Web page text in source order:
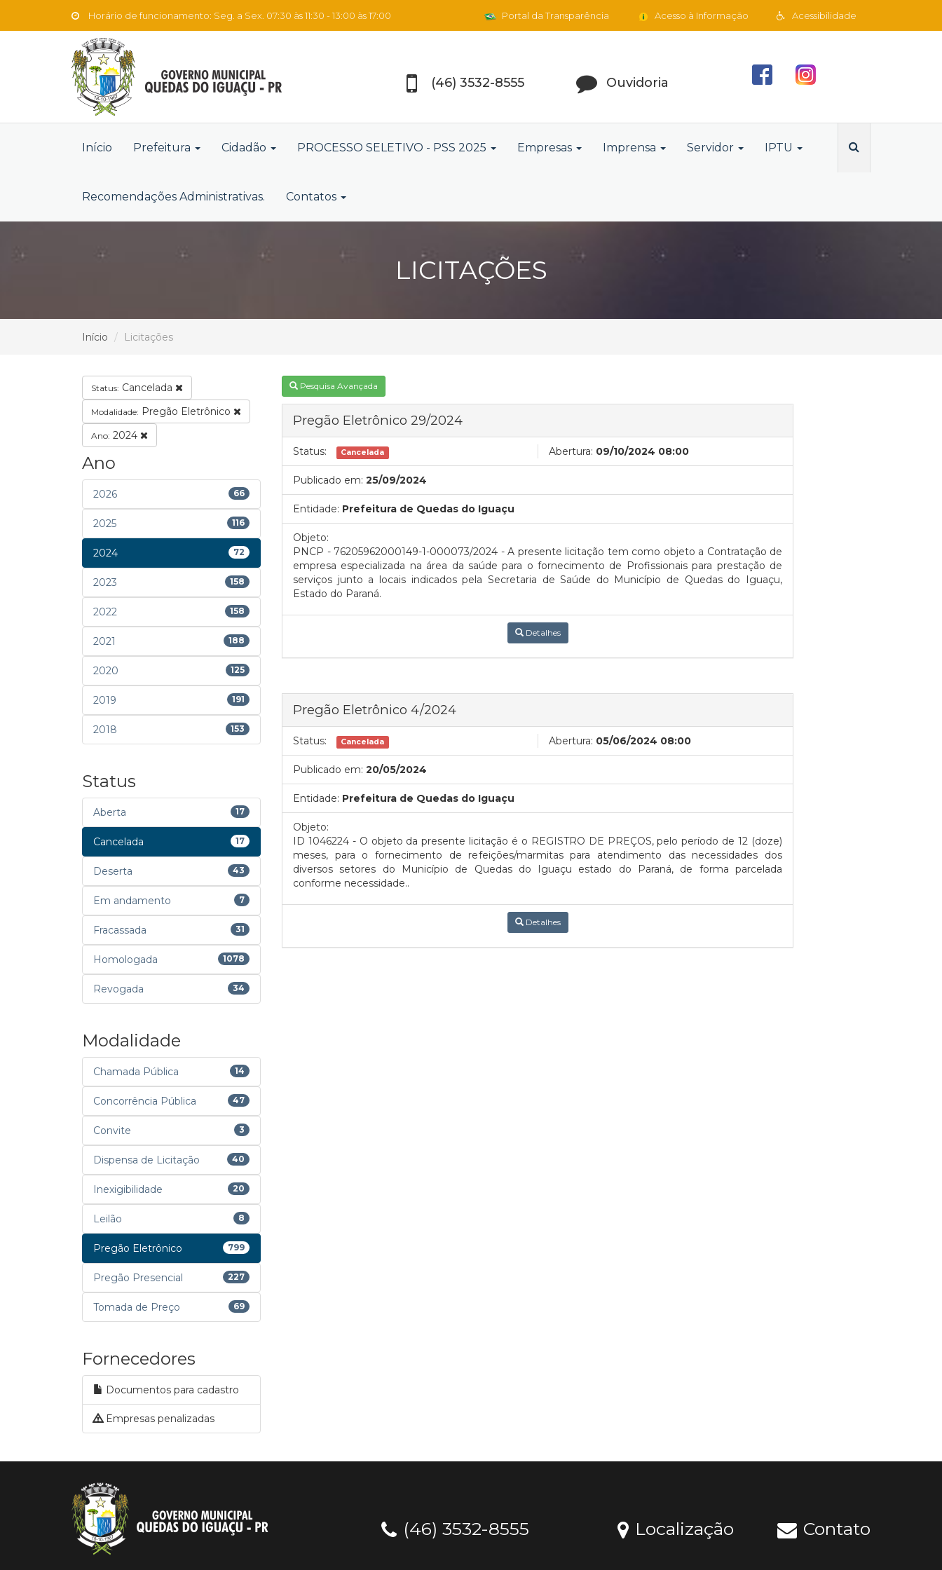
Horário de funcionamento: Seg. a Sex. 07:30 às 11:30 - 13:00 às 17:00 Acessibilidade
Acesso à Informação
Portal da Transparência
(46) 3532-8555 Ouvidoria
Início Prefeitura Cidadão PROCESSO SELETIVO - PSS 2025 Empresas Imprensa Servidor IPTU
Recomendações Administrativas. Contatos
LICITAÇÕES
Início Licitações
Status: Cancelada
Modalidade: Pregão Eletrônico
Ano: 2024
Ano
2026 66
2025 116
2024 72
2023 158
2022 158
2021 188
2020 125
2019 191
2018 153
Status
Aberta 17
Cancelada 17
Deserta 43
Em andamento 7
Fracassada 31
Homologada 1078
Revogada 34
Modalidade
Chamada Pública 14
Concorrência Pública 47
Convite 3
Dispensa de Licitação 40
Inexigibilidade 20
Leilão 8
Pregão Eletrônico 799
Pregão Presencial 227
Tomada de Preço 69
Fornecedores
Documentos para cadastro
Empresas penalizadas
Pesquisa Avançada
Pregão Eletrônico 29/2024
Status: Cancelada Abertura: 09/10/2024 08:00
Publicado em: 25/09/2024
Entidade: Prefeitura de Quedas do Iguaçu
Objeto:
PNCP - 76205962000149-1-000073/2024 - A presente licitação tem como objeto a Contratação de
empresa especializada na área da saúde para o fornecimento de Profissionais para prestação de
serviços junto a locais indicados pela Secretaria de Saúde do Município de Quedas do Iguaçu,
Estado do Paraná.
Detalhes
Pregão Eletrônico 4/2024
Status: Cancelada Abertura: 05/06/2024 08:00
Publicado em: 20/05/2024
Entidade: Prefeitura de Quedas do Iguaçu
Objeto:
ID 1046224 - O objeto da presente licitação é o REGISTRO DE PREÇOS, pelo período de 12 (doze)
meses, para o fornecimento de refeições/marmitas para atendimento das necessidades dos
diversos setores do Município de Quedas do Iguaçu estado do Paraná, de forma parcelada
conforme necessidade..
Detalhes
(46) 3532-8555 Localização Contato